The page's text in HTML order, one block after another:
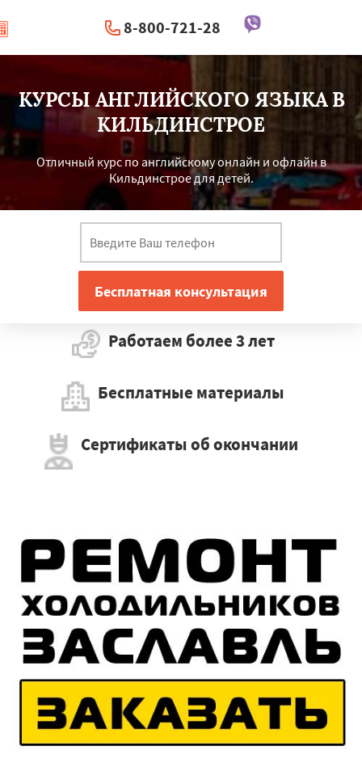
Работаем по регионам
Рузф Луховицы Химки Москва Кубинка
8-800-721-28
| Перезвоните мне
КУРСЫ АНГЛИЙСКОГО ЯЗЫКА В
КИЛЬДИНСТРОЕ
Отличный курс по английскому онлайн и офлайн в
Кильдинстрое для детей.
Работаем более 3 лет
Бесплатные материалы
Сертификаты об окончании
УЗНАТЬ ПОДРОБНЕЕ